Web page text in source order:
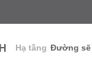
Hạ tầng Đường sẽ